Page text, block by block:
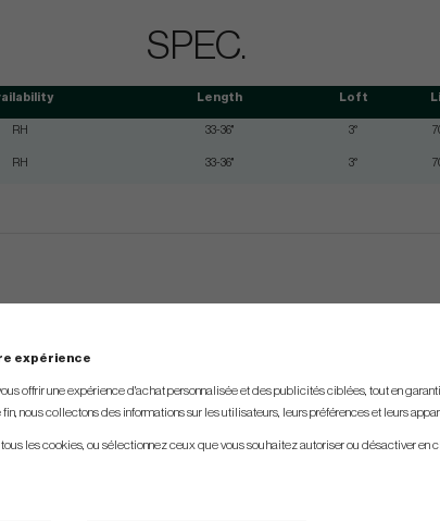
SPEC.
Length Loft
RH 33-36" 3°
RH 33-36" 3°
expérience
offrir une expérience d'achat personnalisée et des publicités ciblées, tout en
nous collectons des informations sur les utilisateurs, leurs préférences et leurs
les cookies, ou sélectionnez ceux que vous souhaitez autoriser ou désactiver en